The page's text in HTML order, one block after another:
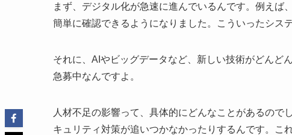
まず、デジタル化が急速に進んでいるんです。例え
簡単に確認できるようになりました。こういったシス
それに、AIやビッグデータなど、新しい技術がどんど
急募中なんですよ。
人材不足の影響って、具体的にどんなことがあるの
キュリティ対策が追いつかなかったりするんです。こ